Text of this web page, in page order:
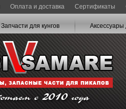
Оплата и доставка Сертификаты
Запчасти для кунгов Аксессуары